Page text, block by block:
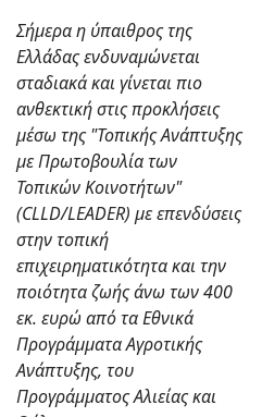
Σήμερα η ύπαιθρος της
Ελλάδας ενδυναμώνεται
σταδιακά και γίνεται πιο
ανθεκτική στις προκλήσεις
μέσω της "Τοπικής Ανάπτυξης
με Πρωτοβουλία των
Τοπικών Κοινοτήτων"
(CLLD/LEADER) με επενδύσεις
στην τοπική
επιχειρηματικότητα και την
ποιότητα ζωής άνω των 400
εκ. ευρώ από τα Εθνικά
Προγράμματα Αγροτικής
Ανάπτυξης, του
Προγράμματος Αλιείας και